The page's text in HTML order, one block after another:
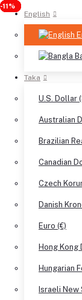
English
Taka
U.S. Dollar
Australian
Brazilian
Canadian
Czech
Danish
Euro (€)
Hong Kong
Hungarian
Israeli
-26%
-38%
-44%
-24%
-17%
-31%
-20%
-12%
-8%
-13%
-6%
-8%
-13%
-11%
-5%
-5%
-4%
-2%
-1%
-5%
-2%
-1%
-7%
-11%